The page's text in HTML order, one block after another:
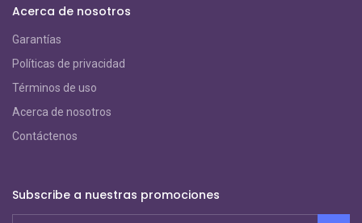
Acerca de nosotros
Garantías
Políticas de privacidad
Términos de uso
Acerca de nosotros
Contáctenos
Subscribe a nuestras promociones